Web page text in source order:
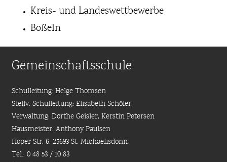
Kreis- und Landeswettbewerbe
Boßeln
Gemeinschaftsschule
Schulleitung: Helge Thomsen
Stellv. Schulleitung: Elisabeth Schöler
Verwaltung: Dörthe Geisler, Kerstin Petersen
Hausmeister: Anthony Paulsen
Hoper Str. 6, 25693 St. Michaelisdonn
Tel.: 0 48 53 / 10 83